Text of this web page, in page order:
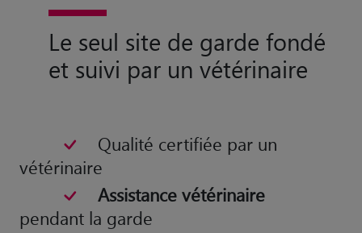
Le seul site de garde fondé
et suivi par un vétérinaire
Qualité certifiée par un
vétérinaire
Assistance vétérinaire
pendant la garde